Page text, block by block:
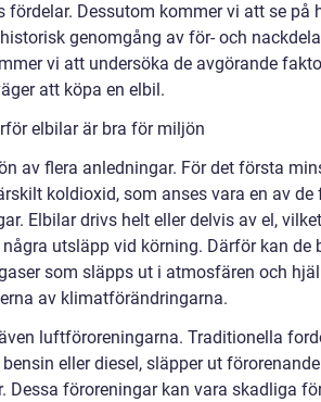
Dessutom kommer vi att se på
genomgång av för- och
vi att undersöka de avgörande
att köpa en elbil.
elbilar är bra för miljön
av flera anledningar. För det första
koldioxid, som anses vara en av de
Elbilar drivs helt eller delvis av el, vilket
utsläpp vid körning. Därför kan de
som släpps ut i atmosfären och
av klimatförändringarna.
luftföroreningarna. Traditionella
eller diesel, släpper ut
Dessa föroreningar kan vara skadliga